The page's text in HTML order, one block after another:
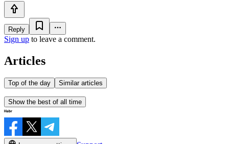
Reply
Sign up to leave a comment.
Articles
Top of the day Similar articles
Show the best of all time